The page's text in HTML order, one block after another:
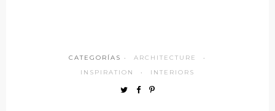
CATEGORÍAS · ARCHITECTURE
·
INSPIRATION
· INTERIORS